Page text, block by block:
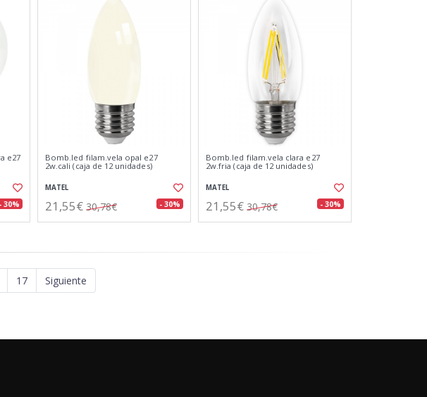
e27
- 30%
Bomb.led filam.vela opal e27
2w.cali (caja de 12 unidades)
MATEL
21,55€ 30,78€ - 30%
Bomb.led filam.vela clara e27
2w.fria (caja de 12 unidades)
MATEL
21,55€ 30,78€ - 30%
17 Siguiente